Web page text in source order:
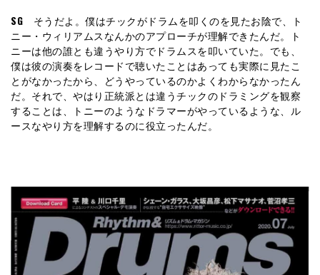
SG そうだよ。僕はチックがドラムを叩くのを見たお陰で、ト
ニー・ウィリアムスなんかのアプローチが理解できたんだ。ト
ニーは他の誰とも違うやり方でドラムスを叩いていた。でも、
僕は彼の演奏をレコードで聴いたことはあっても実際に見たこ
とがなかったから、どうやっているのかよくわからなかったん
だ。それで、やはり正統派とは違うチックのドラミングを観察
することは、トニーのようなドラマーがやっているような、ル
ースなやり方を理解するのに役立ったんだ。